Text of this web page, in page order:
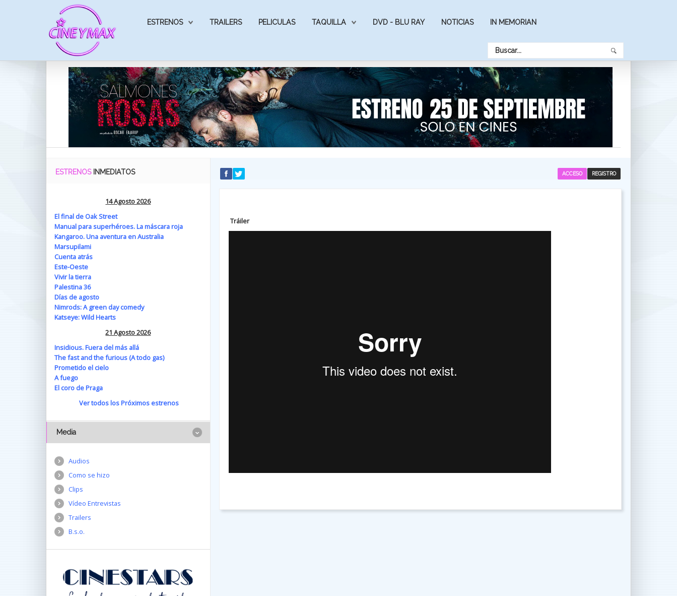
ESTRENOS TRAILERS PELICULAS TAQUILLA DVD - BLU RAY NOTICIAS IN MEMORIAN
REGISTRO
ACCESO
Tráiler
ESTRENOS INMEDIATOS
14 Agosto 2026
El final de Oak Street
Manual para superhéroes. La máscara roja
Kangaroo. Una aventura en Australia
Marsupilami
Cuenta atrás
Este-Oeste
Vivir la tierra
Palestina 36
Días de agosto
Nimrods: A green day comedy
Katseye: Wild Hearts
21 Agosto 2026
Insidious. Fuera del más allá
The fast and the furious (A todo gas)
Prometido el cielo
A fuego
El coro de Praga
Ver todos los Próximos estrenos
Media
Audios
Como se hizo
Clips
Vídeo Entrevistas
Trailers
B.s.o.